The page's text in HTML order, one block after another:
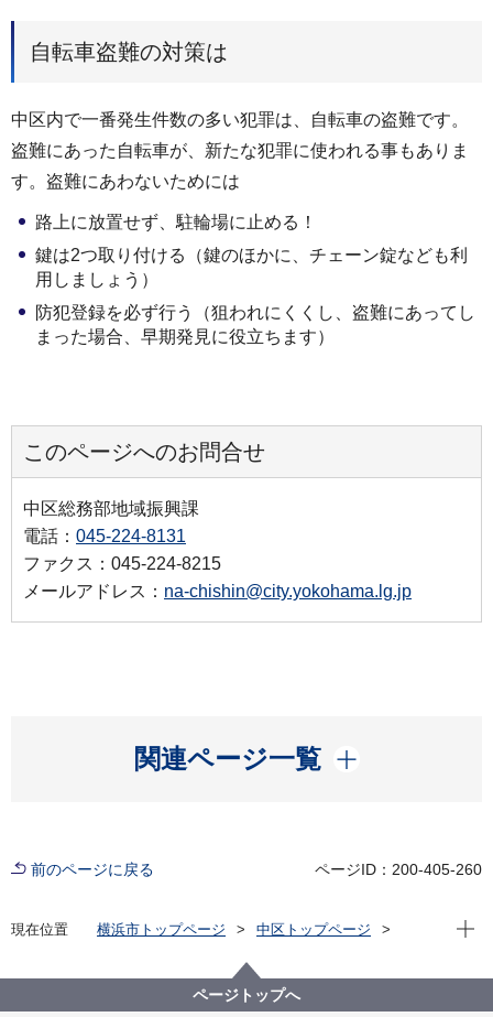
自転車盗難の対策は
中区内で一番発生件数の多い犯罪は、自転車の盗難です。
盗難にあった自転車が、新たな犯罪に使われる事もありま
す。盗難にあわないためには
路上に放置せず、駐輪場に止める！
鍵は2つ取り付ける（鍵のほかに、チェーン錠なども利
用しましょう）
防犯登録を必ず行う（狙われにくくし、盗難にあってし
まった場合、早期発見に役立ちます）
このページへのお問合せ
中区総務部地域振興課
電話： 045-224-8131
ファクス：045-224-8215
メールアドレス： na-chishin@city.yokohama.lg.jp
関連ページ一覧
開く
前のページに戻る ページID：200-405-260
現在位置 横浜市トップページ
中区トップページ
現在
ページトップへ